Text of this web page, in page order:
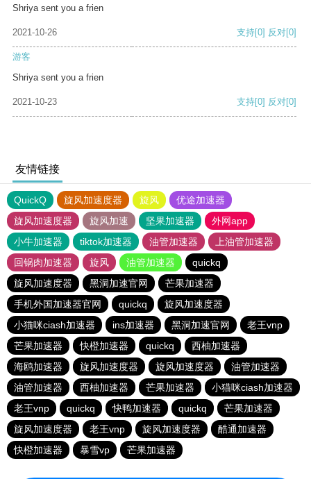
Shriya sent you a frien
2021-10-26 支持[0] 反对[0]
游客
Shriya sent you a frien
2021-10-23 支持[0] 反对[0]
友情链接
QuickQ 旋风加速度器 旋风
优途加速器
旋风加速度器
旋风加速 坚果加速器
外网app
小牛加速器
tiktok加速器 油管加速器
上油管加速器
回锅肉加速器
旋风 油管加速器
quickq
旋风加速度器
黑洞加速官网
芒果加速器
手机外国加速器官网
quickq
旋风加速度器
小猫咪ciash加速器
ins加速器 黑洞加速官网
老王vnp
芒果加速器
快橙加速器 quickq
西柚加速器
海鸥加速器
旋风加速度器 旋风加速度器
油管加速器
油管加速器
西柚加速器 芒果加速器
小猫咪ciash加速器
老王vnp
quickq 快鸭加速器 quickq
芒果加速器
旋风加速度器
老王vnp 旋风加速度器
酷通加速器
快橙加速器
暴雪vp 芒果加速器